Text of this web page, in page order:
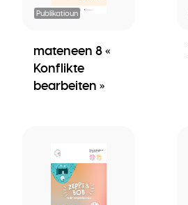
Publikatioun
mateneen 8 «
Konflikte
bearbeiten »